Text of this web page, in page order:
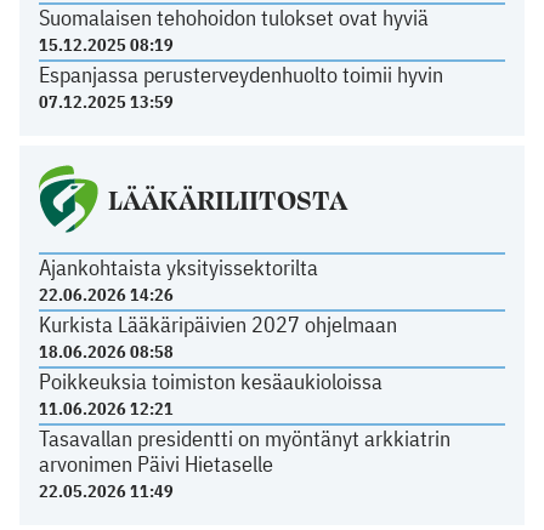
Suomalaisen tehohoidon tulokset ovat hyviä
15.12.2025 08:19
Espanjassa perusterveydenhuolto toimii hyvin
07.12.2025 13:59
LÄÄKÄRILIITOSTA
Ajankohtaista yksityissektorilta
22.06.2026 14:26
Kurkista Lääkäripäivien 2027 ohjelmaan
18.06.2026 08:58
Poikkeuksia toimiston kesäaukioloissa
11.06.2026 12:21
Tasavallan presidentti on myöntänyt arkkiatrin
arvonimen Päivi Hietaselle
22.05.2026 11:49